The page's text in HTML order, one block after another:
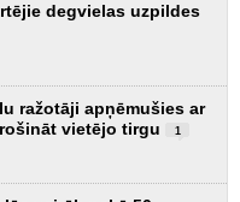
degvielas uzpildes
ražotāji apņēmušies ar
vietējo tirgu
1